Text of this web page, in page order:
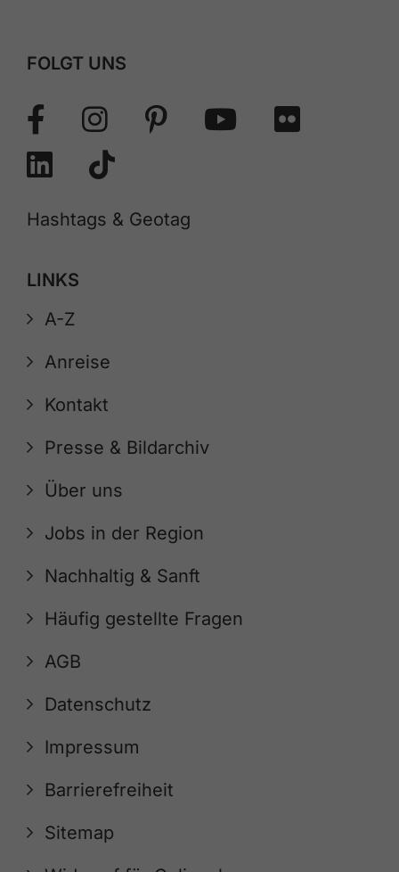
FOLGT UNS
Hashtags & Geotag
LINKS
A-Z
Anreise
Kontakt
Presse & Bildarchiv
Über uns
Jobs in der Region
Nachhaltig & Sanft
Häufig gestellte Fragen
AGB
Datenschutz
Impressum
Barrierefreiheit
Sitemap